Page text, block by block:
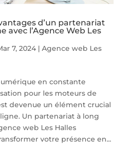
d’un partenariat
avec l’Agence Web Les
7, 2024| Agence web Les
en constante
pour les moteurs de
devenue un élément crucial
Un partenariat à long
web Les Halles
votre présence en...